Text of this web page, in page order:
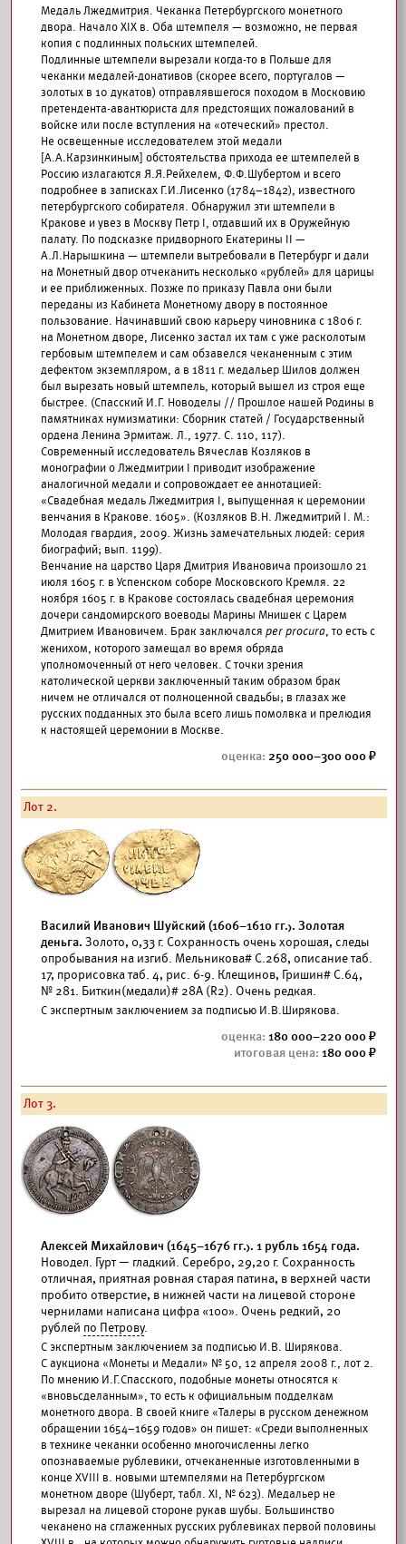
Медаль Лжедмитрия. Чеканка Петербургского монетного
двора. Начало XIX в. Оба штемпеля — возможно, не первая
копия с подлинных польских штемпелей.
Подлинные штемпели вырезали когда-то в Польше для
чеканки медалей-донативов (скорее всего, португалов —
золотых в 10 дукатов) отправлявшегося походом в Московию
претендента-авантюриста для предстоящих пожалований в
войске или после вступления на «отеческий» престол.
Не освещенные исследователем этой медали
[А.А.Карзинкиным] обстоятельства прихода ее штемпелей в
Россию излагаются Я.Я.Рейхелем, Ф.Ф.Шубертом и всего
подробнее в записках Г.И.Лисенко (1784–1842), известного
петербургского собирателя. Обнаружил эти штемпели в
Кракове и увез в Москву Петр I, отдавший их в Оружейную
палату. По подсказке придворного Екатерины II —
А.Л.Нарышкина — штемпели вытребовали в Петербург и дали
на Монетный двор отчеканить несколько «рублей» для царицы
и ее приближенных. Позже по приказу Павла они были
переданы из Кабинета Монетному двору в постоянное
пользование. Начинавший свою карьеру чиновника с 1806 г.
на Монетном дворе, Лисенко застал их там с уже расколотым
гербовым штемпелем и сам обзавелся чеканенным с этим
дефектом экземпляром, а в 1811 г. медальер Шилов должен
был вырезать новый штемпель, который вышел из строя еще
быстрее. (Спасский И.Г. Новоделы // Прошлое нашей Родины в
памятниках нумизматики: Сборник статей / Государственный
ордена Ленина Эрмитаж. Л., 1977. С. 110, 117).
Современный исследователь Вячеслав Козляков в
монографии о Лжедмитрии I приводит изображение
аналогичной медали и сопровождает ее аннотацией:
«Свадебная медаль Лжедмитрия I, выпущенная к церемонии
венчания в Кракове. 1605». (Козляков В.Н. Лжедмитрий I. М.:
Молодая гвардия, 2009. Жизнь замечательных людей: серия
биографий; вып. 1199).
Венчание на царство Царя Дмитрия Ивановича произошло 21
июля 1605 г. в Успенском соборе Московского Кремля. 22
ноября 1605 г. в Кракове состоялась свадебная церемония
дочери сандомирского воеводы Марины Мнишек с Царем
Дмитрием Ивановичем. Брак заключался per procura, то есть с
женихом, которого замещал во время обряда
уполномоченный от него человек. С точки зрения
католической церкви заключенный таким образом брак
ничем не отличался от полноценной свадьбы; в глазах же
русских подданных это была всего лишь помолвка и прелюдия
к настоящей церемонии в Москве.
250 000–300 000
Лот 2.
Василий Иванович Шуйский (1606–1610 гг.). Золотая
деньга. Золото, 0,33 г. Сохранность очень хорошая, следы
опробывания на изгиб. Мельникова# С.268, описание таб.
17, прорисовка таб. 4, рис. 6-9. Клещинов, Гришин# С.64,
№ 281. Биткин(медали)# 28А (R2). Очень редкая.
С экспертным заключением за подписью И.В.Ширякова.
180 000–220 000
180 000
Лот 3.
Алексей Михайлович (1645–1676 гг.). 1 рубль 1654 года.
Новодел. Гурт — гладкий. Серебро, 29,20 г. Сохранность
отличная, приятная ровная старая патина, в верхней части
пробито отверстие, в нижней части на лицевой стороне
чернилами написана цифра «100». Очень редкий, 20
рублей по Петрову.
С экспертным заключением за подписью И.В. Ширякова.
С аукциона «Монеты и Медали» № 50, 12 апреля 2008 г., лот 2.
По мнению И.Г.Спасского, подобные монеты относятся к
«вновьсделанным», то есть к официальным подделкам
монетного двора. В своей книге «Талеры в русском денежном
обращении 1654–1659 годов» он пишет: «Среди выполненных
в технике чеканки особенно многочисленны легко
опознаваемые рублевики, отчеканенные изготовленными в
конце XVIII в. новыми штемпелями на Петербургском
монетном дворе (Шуберт, табл. XI, № 623). Медальер не
вырезал на лицевой стороне рукав шубы. Большинство
чеканено на сглаженных русских рублевиках первой половины